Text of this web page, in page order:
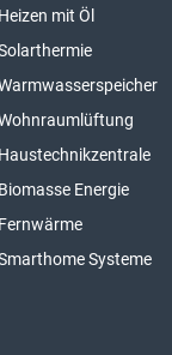
Heizen mit Öl
Haustechnikzentrale
Biomasse Energie
Fernwärme
Systeme